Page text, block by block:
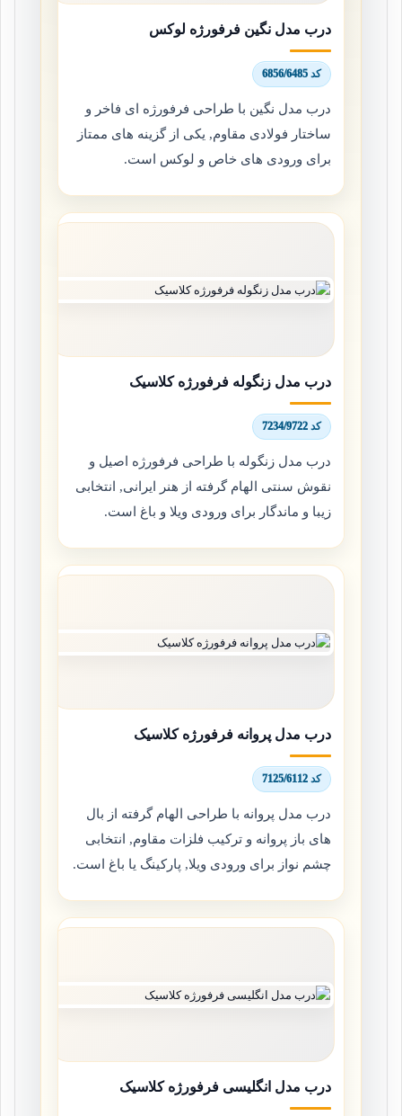
درب مدل نگین فرفورژه لوکس
کد 6856/6485
درب مدل نگین با طراحی فرفورژه ای فاخر و
ساختار فولادی مقاوم, یکی از گزینه های ممتاز
برای ورودی های خاص و لوکس است.
درب مدل زنگوله فرفورژه کلاسیک
کد 7234/9722
درب مدل زنگوله با طراحی فرفورژه اصیل و
نقوش سنتی الهام گرفته از هنر ایرانی, انتخابی
زیبا و ماندگار برای ورودی ویلا و باغ است.
درب مدل پروانه فرفورژه کلاسیک
کد 7125/6112
درب مدل پروانه با طراحی الهام گرفته از بال
های باز پروانه و ترکیب فلزات مقاوم, انتخابی
چشم نواز برای ورودی ویلا, پارکینگ یا باغ است.
درب مدل انگلیسی فرفورژه کلاسیک